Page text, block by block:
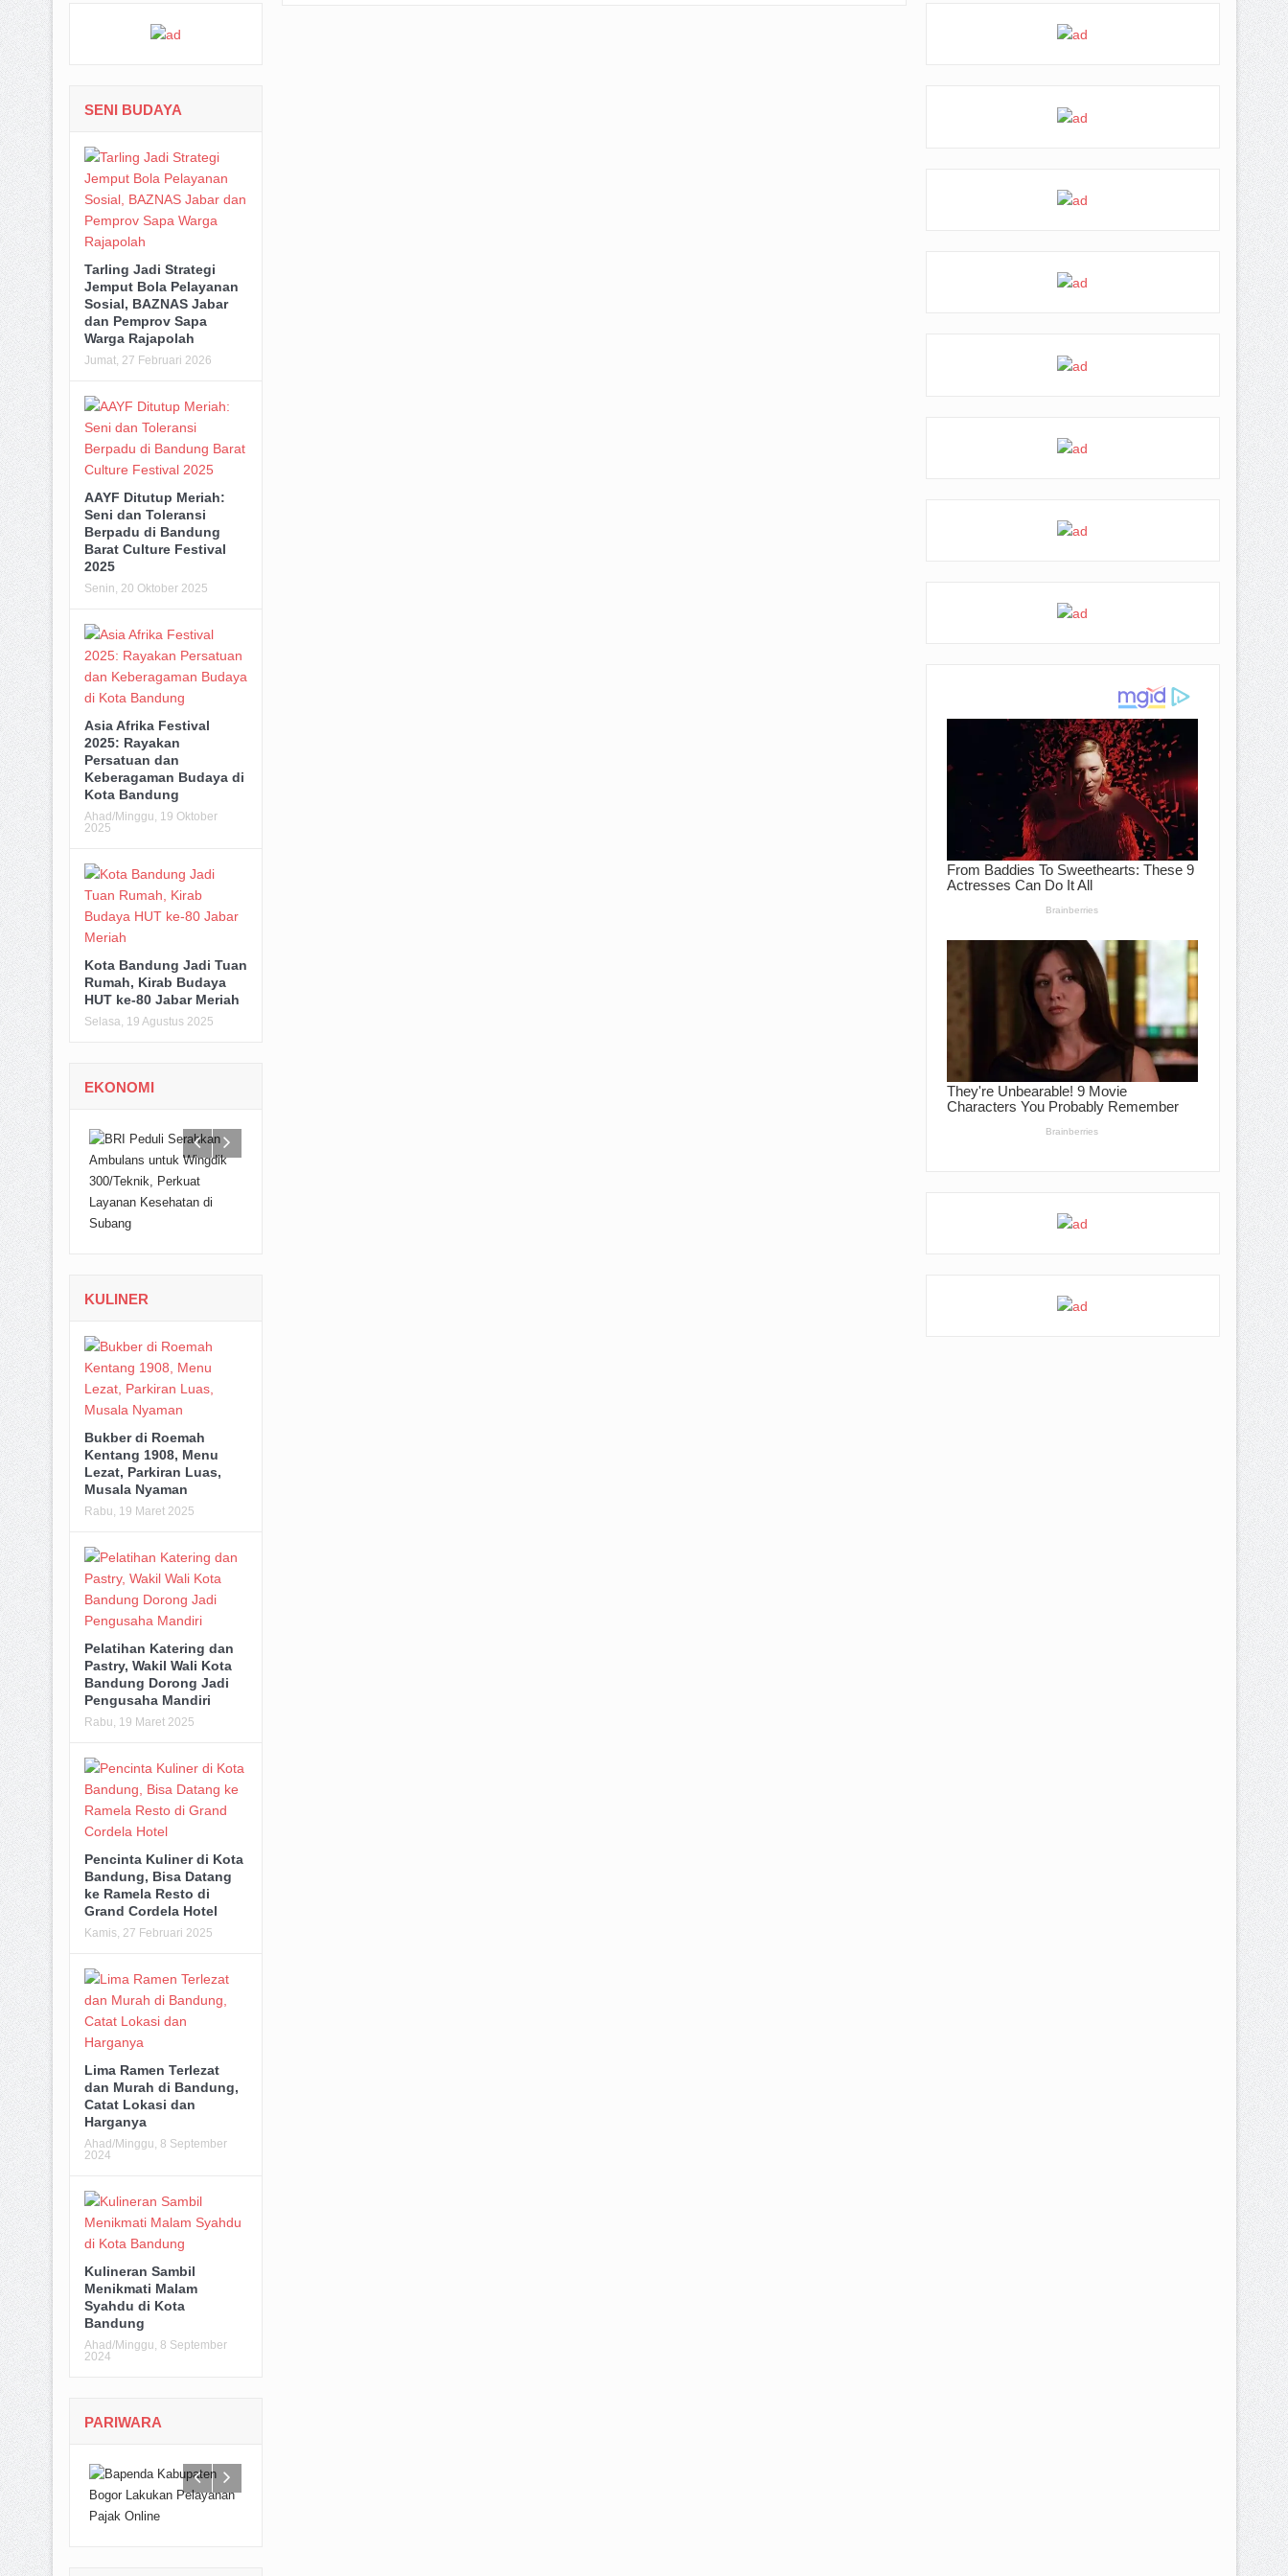
SENI BUDAYA
Tarling Jadi Strategi
Jemput Bola Pelayanan
Sosial, BAZNAS Jabar
dan Pemprov Sapa
Warga Rajapolah
Jumat, 27 Februari 2026
AAYF Ditutup Meriah:
Seni dan Toleransi
Berpadu di Bandung
Barat Culture Festival
2025
Senin, 20 Oktober 2025
Asia Afrika Festival
2025: Rayakan
Persatuan dan
Keberagaman Budaya di
Kota Bandung
Ahad/Minggu, 19 Oktober
2025
Kota Bandung Jadi Tuan
Rumah, Kirab Budaya
HUT ke-80 Jabar Meriah
Selasa, 19 Agustus 2025
EKONOMI
KULINER
Bukber di Roemah
Kentang 1908, Menu
Lezat, Parkiran Luas,
Musala Nyaman
Rabu, 19 Maret 2025
Pelatihan Katering dan
Pastry, Wakil Wali Kota
Bandung Dorong Jadi
Pengusaha Mandiri
Rabu, 19 Maret 2025
Pencinta Kuliner di Kota
Bandung, Bisa Datang
ke Ramela Resto di
Grand Cordela Hotel
Kamis, 27 Februari 2025
Lima Ramen Terlezat
dan Murah di Bandung,
Catat Lokasi dan
Harganya
Ahad/Minggu, 8 September
2024
Kulineran Sambil
Menikmati Malam
Syahdu di Kota
Bandung
Ahad/Minggu, 8 September
2024
PARIWARA